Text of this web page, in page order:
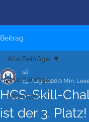
Beitrag
Alle Beiträge
Newsletter
Alle Beiträge
HCS-Skill-
ist der 3. Platz!
sä
19. Aug. 20200 Min.